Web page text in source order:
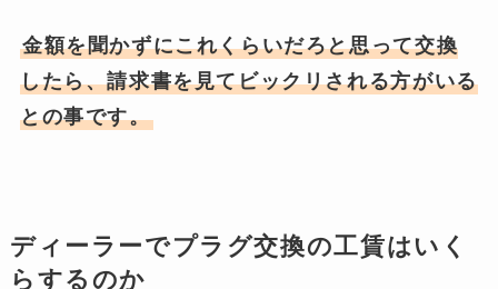
金額を聞かずにこれくらいだろと思って交換
したら、請求書を見てビックリされる方がいる
との事です。
ディーラーでプラグ交換の工賃はいく
らするのか